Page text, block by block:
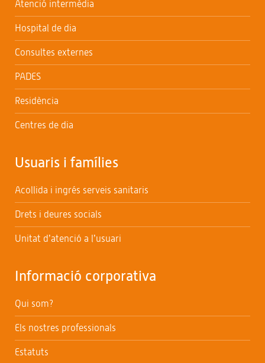
Atenció intermèdia
Hospital de dia
Consultes externes
PADES
Residència
Centres de dia
Usuaris i famílies
Acollida i ingrés serveis sanitaris
Drets i deures socials
Unitat d’atenció a l’usuari
Informació corporativa
Qui som?
Els nostres professionals
Estatuts